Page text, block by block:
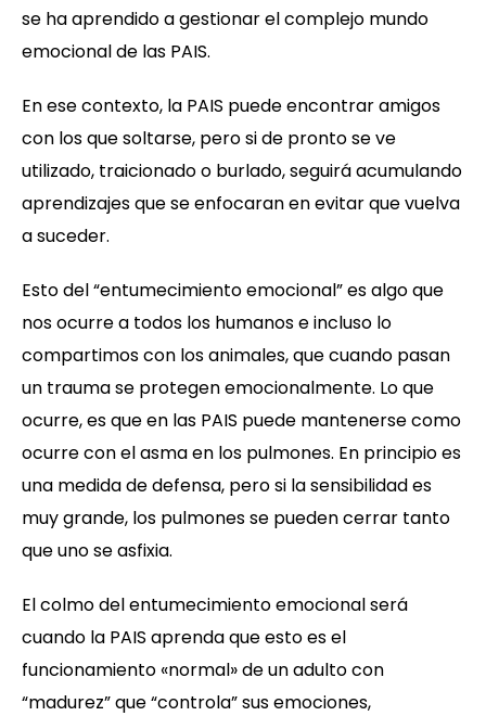
se ha aprendido a gestionar el complejo mundo
emocional de las PAIS.
En ese contexto, la PAIS puede encontrar amigos
con los que soltarse, pero si de pronto se ve
utilizado, traicionado o burlado, seguirá acumulando
aprendizajes que se enfocaran en evitar que vuelva
a suceder.
Esto del “entumecimiento emocional” es algo que
nos ocurre a todos los humanos e incluso lo
compartimos con los animales, que cuando pasan
un trauma se protegen emocionalmente. Lo que
ocurre, es que en las PAIS puede mantenerse como
ocurre con el asma en los pulmones. En principio es
una medida de defensa, pero si la sensibilidad es
muy grande, los pulmones se pueden cerrar tanto
que uno se asfixia.
El colmo del entumecimiento emocional será
cuando la PAIS aprenda que esto es el
funcionamiento «normal» de un adulto con
“madurez” que “controla” sus emociones,